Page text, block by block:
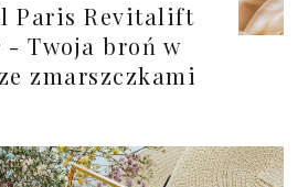
Paris Revitalift
- Twoja broń w
zmarszczkami